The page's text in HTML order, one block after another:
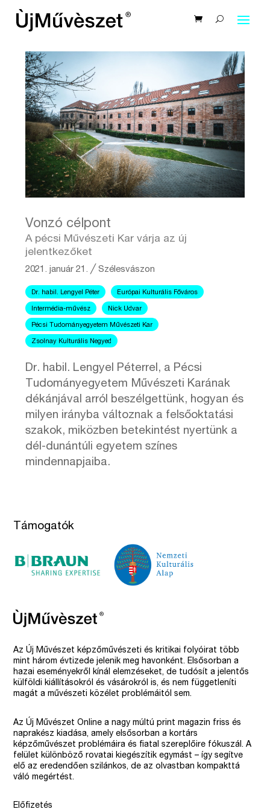
Vonzó célpont
A pécsi Művészeti Kar várja az új
jelentkezőket
2021. január 21. ╱Szélesvászon
Dr. habil. Lengyel Péter Európai Kulturális Főváros
Intermédia-művész Nick Udvar
Pécsi Tudományegyetem Művészeti Kar
Zsolnay Kulturális Negyed
Dr. habil. Lengyel Péterrel, a Pécsi
Tudományegyetem Művészeti Karának
dékánjával arról beszélgettünk, hogyan és
milyen irányba változnak a felsőoktatási
szakok, miközben betekintést nyertünk a
dél-dunántúli egyetem színes
mindennapjaiba.
Támogatók
Az Új Művészet képzőművészeti és kritikai folyóirat több
mint három évtizede jelenik meg havonként. Elsősorban a
hazai eseményekről kínál elemzéseket, de tudósít a jelentős
külföldi kiállításokról és vásárokról is, és nem függetleníti
magát a művészeti közélet problémáitól sem.
Az Új Művészet Online a nagy múltú print magazin friss és
naprakész kiadása, amely elsősorban a kortárs
képzőművészet problémáira és fiatal szereplőire fókuszál. A
felület különböző rovatai kiegészítik egymást – így segítve
elő az eredendően szilánkos, de az olvastban kompakttá
váló megértést.
Előfizetés